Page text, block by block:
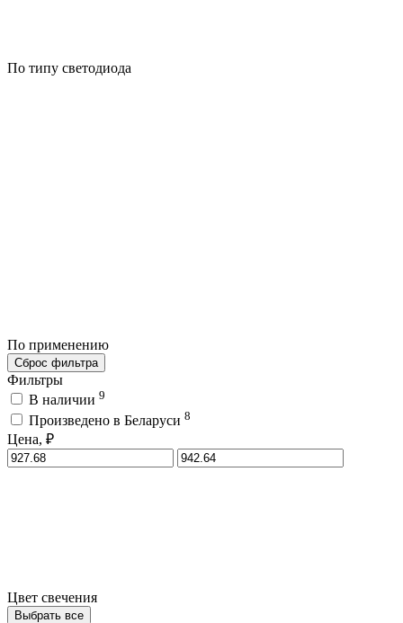
По типу светодиода
По применению
Сброс фильтра
Фильтры
В наличии 9
Произведено в Беларуси 8
Цена, ₽
Цвет свечения
Выбрать все